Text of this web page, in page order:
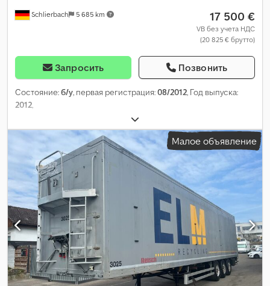
Schlierbach 5 685 km 17 500 €
VB без учета НДС
(20 825 € брутто)
Запросить Позвонить
Состояние:б/у, первая регистрация:08/2012, Год выпуска:
2012,
Малое объявление